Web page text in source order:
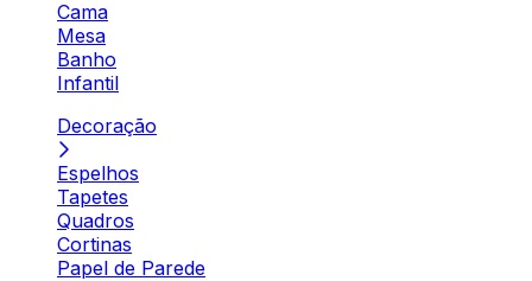
Cama
Mesa
Banho
Infantil
Decoração
Espelhos
Tapetes
Quadros
Cortinas
Papel de Parede